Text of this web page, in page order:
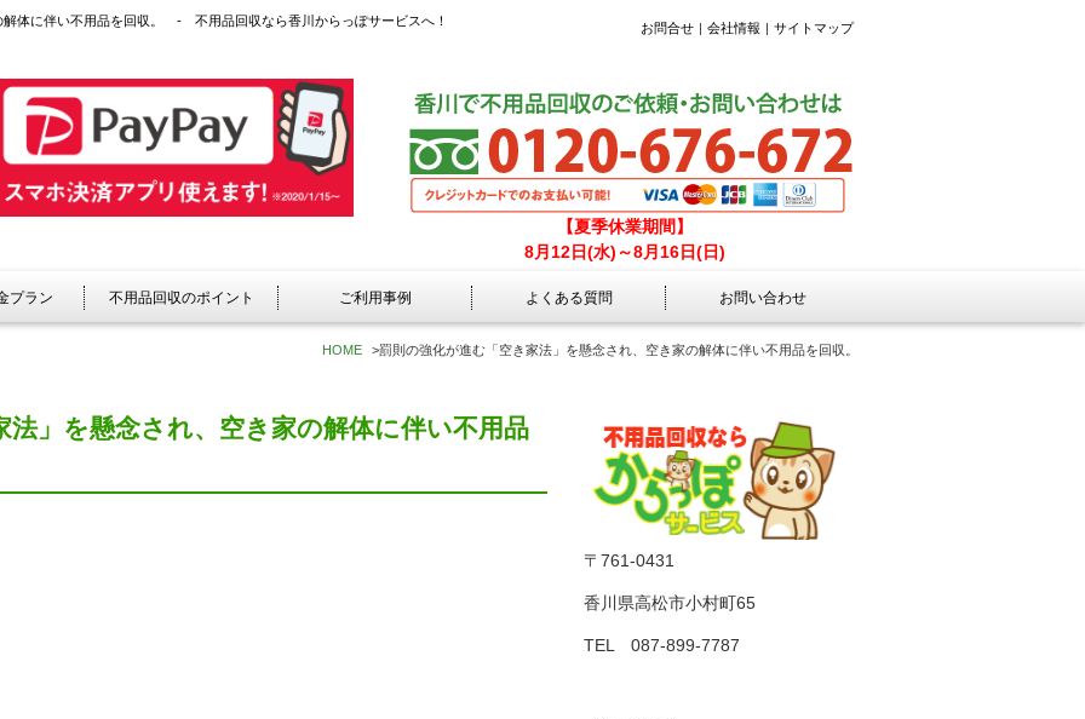
体に伴い不用品を回収。 - 不用品回収なら香川からっぽサービスへ！ お問合せ 会社情報 サイトマップ
【夏季休業期間】
8月12日(水)～8月16日(日)
プラン 不用品回収のポイント ご利用事例 よくある質問 お問い合わせ
HOME >罰則の強化が進む「空き家法」を懸念され、空き家の解体に伴い不用品を回収。
法」を懸念され、空き家の解体に伴い不用品
〒761-0431
香川県高松市小村町65
TEL 087-899-7787